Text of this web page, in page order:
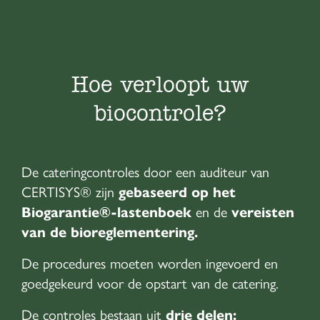
Hoe verloopt uw
biocontrole?
De cateringcontroles door een auditeur van
CERTISYS® zijn gebaseerd op het
Biogarantie®-lastenboek en de vereisten
van de bioreglementering.
De procedures moeten worden ingevoerd en
goedgekeurd voor de opstart van de catering.
De controles bestaan uit drie delen: